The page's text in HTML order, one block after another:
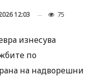
12:03 75
изнесува
по
на надворешни